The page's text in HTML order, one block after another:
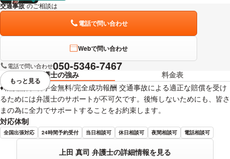
交通事故 のご相談は
電話で問い合わせ
Webで問い合わせ
電話で問い合わせ050-5346-7467
弁護士の強み
料金表
♦相談無料♦着手金無料/完全成功報酬 交通事故による適正な賠償を受け
るためには弁護士のサポートが不可欠です。後悔しないためにも、皆さ
まの為に全力でサポートすることをお約束します。
対応体制
全国出張対応 24時間予約受付 当日相談可 休日相談可 夜間相談可 電話相談可
上田 真司 弁護士の詳細情報を見る
視覚的に省略されている要素を
もっと見る